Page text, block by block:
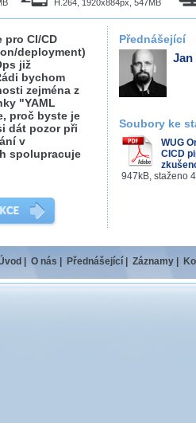
H.264, 1920x884px, 547MB
pro CI/CD
deployment)
již
bychom
zejména z
"YAML
proč byste je
dát pozor při
v
spolupracuje
Přednášející
Jan
Soubory ke
WUG
CICD
947kB, staženo
O nás Přednášející Záznamy